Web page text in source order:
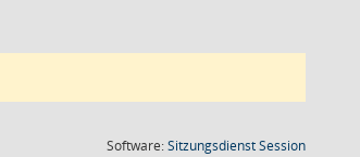
Software:SitzungsdienstSession(Wird in